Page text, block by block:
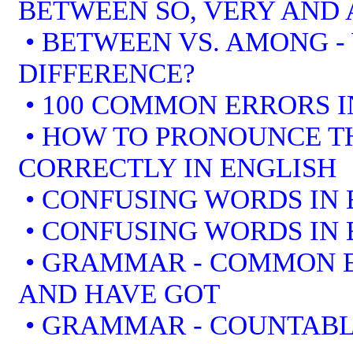
BETWEEN SO, VERY AND
• BETWEEN VS. AMONG
DIFFERENCE?
• 100 COMMON ERRORS
• HOW TO PRONOUNCE
CORRECTLY IN ENGLISH
• CONFUSING WORDS
• CONFUSING WORDS
• GRAMMAR - COMMON
AND HAVE GOT
• GRAMMAR -